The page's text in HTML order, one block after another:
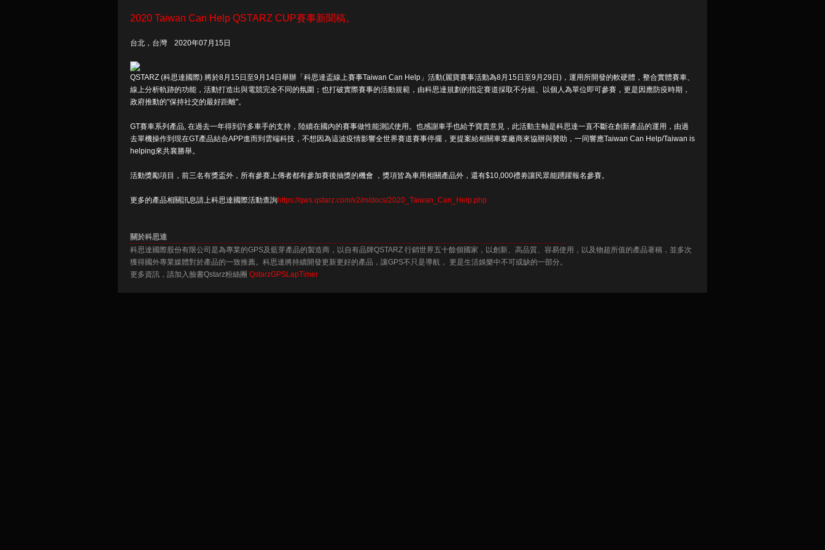
2020 Taiwan Can Help QSTARZ CUP賽事新聞稿。
台北，台灣 2020年07月15日
QSTARZ (科思達國際) 將於8月15日至9月14日舉辦「科思達盃線上賽事Taiwan Can Help」活動(麗寶賽事活動為8月15日至9月29日)，運用所開發的軟硬體，整合實體賽車、
線上分析軌跡的功能，活動打造出與電競完全不同的氛圍；也打破實際賽事的活動規範，由科思達規劃的指定賽道採取不分組、以個人為單位即可參賽，更是因應防疫時期，
政府推動的"保持社交的最好距離"。
GT賽車系列產品, 在過去一年得到許多車手的支持，陸續在國內的賽事做性能測試使用。也感謝車手也給予寶貴意見，此活動主軸是科思達一直不斷在創新產品的運用，由過
去單機操作到現在GT產品結合APP進而到雲端科技，不想因為這波疫情影響全世界賽道賽事停擺，更提案給相關車業廠商來協辦與贊助，一同響應Taiwan Can Help/Taiwan is
helping來共襄勝舉。
活動獎勵項目，前三名有獎盃外，所有參賽上傳者都有參加賽後抽獎的機會 ，獎項皆為車用相關產品外，還有$10,000禮劵讓民眾能踴躍報名參賽。
更多的產品相關訊息請上科思達國際活動查詢https://qws.qstarz.com/v2/m/docs/2020_Taiwan_Can_Help.php
關於科思達
科思達國際股份有限公司是為專業的GPS及藍芽產品的製造商，以自有品牌QSTARZ 行銷世界五十餘個國家，以創新、高品質、容易使用，以及物超所值的產品著稱，並多次
獲得國外專業媒體對於產品的一致推薦。科思達將持續開發更新更好的產品，讓GPS不只是導航， 更是生活娛樂中不可或缺的一部分。
更多資訊，請加入臉書Qstarz粉絲團 QstarzGPSLapTimer